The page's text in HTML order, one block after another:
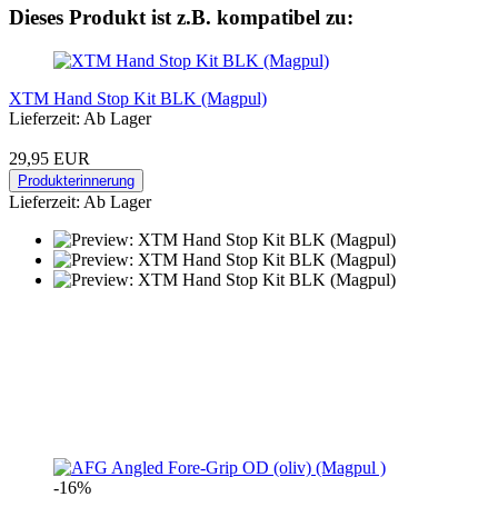
Dieses Produkt ist z.B. kompatibel zu:
XTM Hand Stop Kit BLK (Magpul)
Lieferzeit: Ab Lager
29,95 EUR
Produkterinnerung
Lieferzeit: Ab Lager
-16%